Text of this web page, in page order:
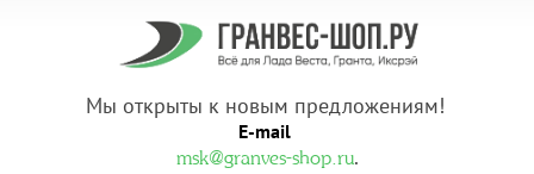
Мы открыты к новым предложениям!
E-mail
msk@granves-shop.ru.